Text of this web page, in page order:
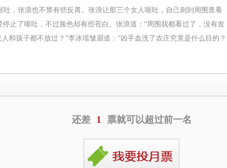
，张浪也不禁有些反胃。张浪让那三个女人呕吐，自己则到周围查看
止了呕吐，不过脸色却有些苍白。张浪道：“周围我都看过了，没有发
和孩子都不放过？”李冰瑶皱眉道：“凶手血洗了农庄究竟是什么目的？
还差 1 票就可以超过前一名